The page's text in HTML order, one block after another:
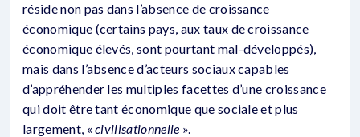
réside non pas dans l’absence de croissance
économique (certains pays, aux taux de croissance
économique élevés, sont pourtant mal-développés),
mais dans l’absence d’acteurs sociaux capables
d’appréhender les multiples facettes d’une croissance
qui doit être tant économique que sociale et plus
largement, «civilisationnelle ».